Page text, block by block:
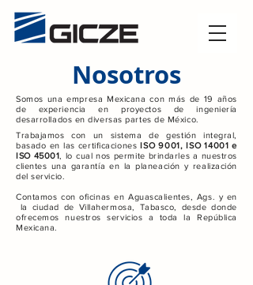
Nosotros
Somos una empresa Mexicana con más de 19 años
de experiencia en proyectos de ingeniería
desarrollados en diversas partes de México.
Trabajamos con un sistema de gestión integral,
basado en las certificaciones ISO 9001, ISO 14001 e
ISO 45001 , lo cual nos permite brindarles a nuestros
clientes una garantía en la planeación y realización
del servicio.
Contamos con oficinas en Aguascalientes, Ags. y en
la ciudad de Villahermosa, Tabasco, desde donde
ofrecemos nuestros servicios a toda la República
Mexicana.